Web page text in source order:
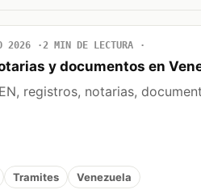
2026 2 MIN DE LECTURA
y documentos en
registros, notarias,
Tramites Venezuela